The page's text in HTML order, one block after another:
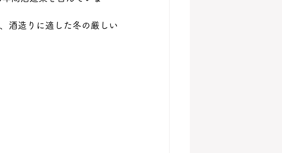
酒造りに適した冬の厳しい